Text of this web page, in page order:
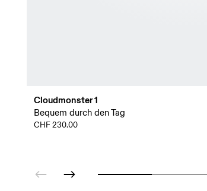
Cloudmonster 1
Bequem durch den Tag
CHF 230.00